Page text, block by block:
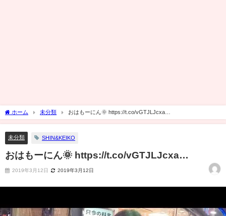
ホーム 未分類 おはもーにん🌞 https://t.co/vGTJLJcxa…
未分類 SHIN&KEIKO
おはもーにん🌞 https://t.co/vGTJLJcxa…
2019年3月12日 2019年3月12日